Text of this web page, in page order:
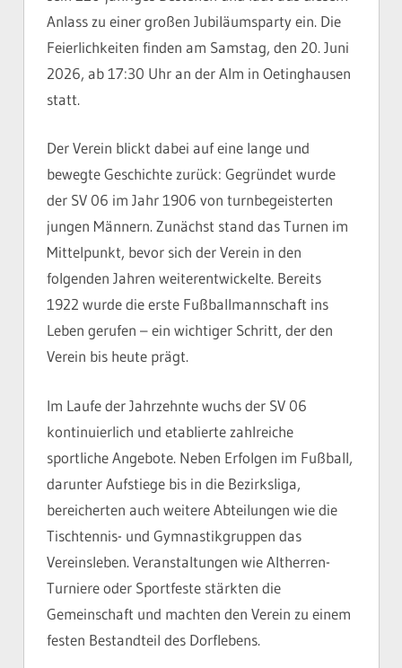
Anlass zu einer großen Jubiläumsparty ein. Die
Feierlichkeiten finden am Samstag, den 20. Juni
2026, ab 17:30 Uhr an der Alm in Oetinghausen
statt.
Der Verein blickt dabei auf eine lange und
bewegte Geschichte zurück: Gegründet wurde
der SV 06 im Jahr 1906 von turnbegeisterten
jungen Männern. Zunächst stand das Turnen im
Mittelpunkt, bevor sich der Verein in den
folgenden Jahren weiterentwickelte. Bereits
1922 wurde die erste Fußballmannschaft ins
Leben gerufen – ein wichtiger Schritt, der den
Verein bis heute prägt.
Im Laufe der Jahrzehnte wuchs der SV 06
kontinuierlich und etablierte zahlreiche
sportliche Angebote. Neben Erfolgen im Fußball,
darunter Aufstiege bis in die Bezirksliga,
bereicherten auch weitere Abteilungen wie die
Tischtennis- und Gymnastikgruppen das
Vereinsleben. Veranstaltungen wie Altherren-
Turniere oder Sportfeste stärkten die
Gemeinschaft und machten den Verein zu einem
festen Bestandteil des Dorflebens.